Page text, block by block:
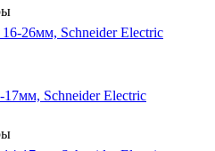
Schneider Electric